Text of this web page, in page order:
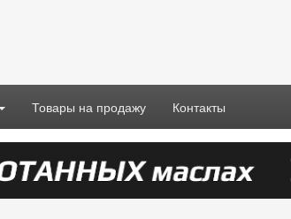
Товары на продажу Контакты